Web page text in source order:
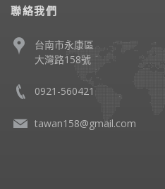
聯絡我們
台南市永康區
大灣路158號
0921-560421
tawan158@gmail.com